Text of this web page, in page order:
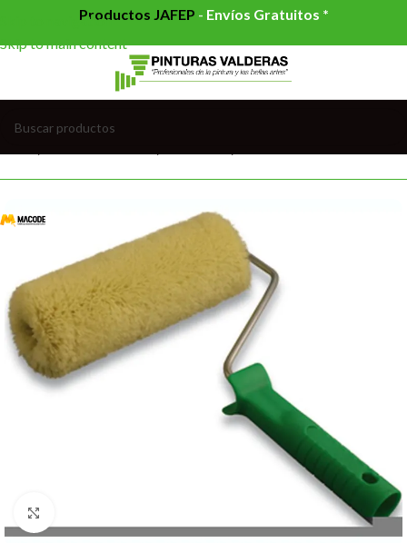
Skip to navigation
Skip to main content
Productos JAFEP - Envíos Gratuitos *